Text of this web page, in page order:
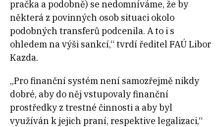
pračka a podobně) se nedomníváme, že by
některá z povinných osob situaci okolo
podobných transferů podcenila. A to i s
ohledem na výši sankcí,“ tvrdí ředitel FAÚ Libor
Kazda.
„Pro finanční systém není samozřejmě nikdy
dobré, aby do něj vstupovaly finanční
prostředky z trestné činnosti a aby byl
využíván k jejich praní, respektive legalizaci,“